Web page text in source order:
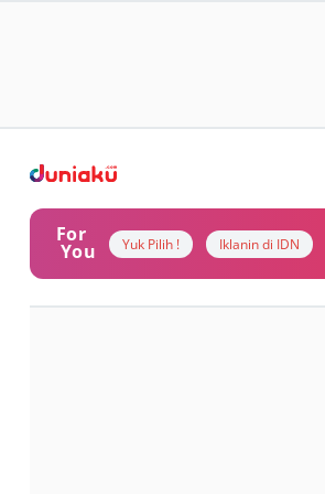
For
You Yuk Pilih ! Iklanin di IDN